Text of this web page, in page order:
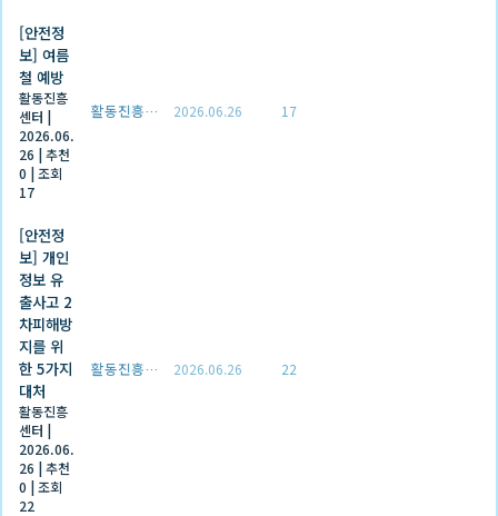
[안전정
보] 여름
철 예방
활동진흥
센터 |
2026.06.
26 |추천
0 |조회
17
활동진흥센터 2026.06.26 17
[안전정
보] 개인
정보 유
출사고 2
차피해방
지를 위
한 5가지
대처
활동진흥
센터 |
2026.06.
26 |추천
0 |조회
22
활동진흥센터 2026.06.26 22